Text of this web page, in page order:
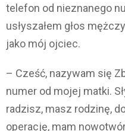
telefon od nieznanego
usłyszałem głos
jako mój ojciec.
– Cześć, nazywam się
numer od mojej matki.
radzisz, masz rodzinę,
operację, mam